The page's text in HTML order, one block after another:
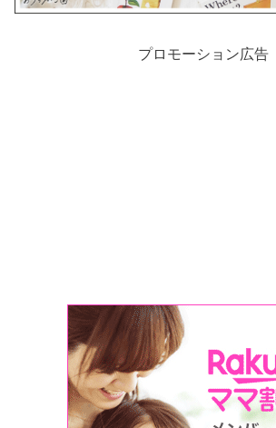
プロモーション広告